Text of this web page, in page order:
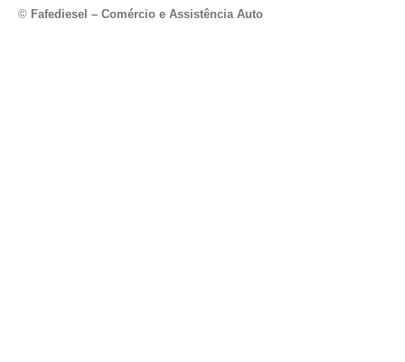
© Fafediesel – Comércio e Assistência Auto